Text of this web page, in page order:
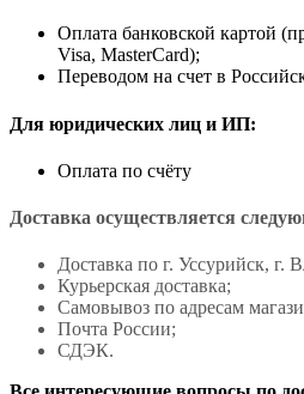
Оплата банковской картой
Visa, MasterCard);
Переводом на счет в
Для юридических лиц и ИП:
Оплата по счёту
Доставка осуществляется
Доставка по г. Уссурийск, г.
Курьерская доставка;
Самовывоз по адресам
Почта России;
СДЭК.